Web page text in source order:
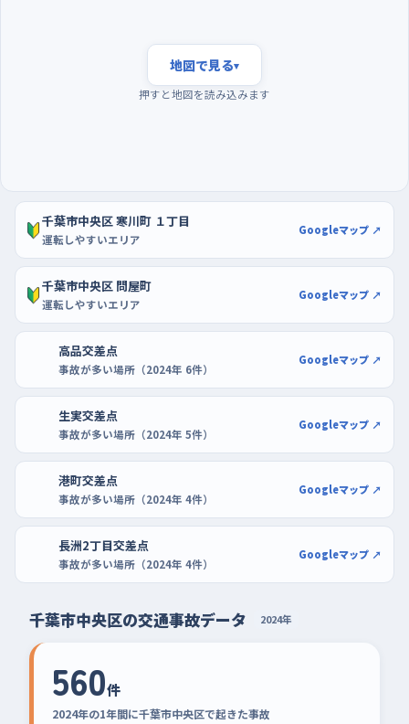
蘇我のハーバーシティ蘇我やアリオ蘇我の駐車場が使いやすい。
区画が広く取られていて通路もまっすぐなので、開店してすぐの空
地図で見る▾
押すと地図を読み込みます
千葉市中央区 寒川町 １丁目
運転しやすいエリア
Googleマップ ↗
千葉市中央区 問屋町
運転しやすいエリア
Googleマップ ↗
高品交差点
事故が多い場所（2024年 6件）
Googleマップ ↗
生実交差点
事故が多い場所（2024年 5件）
Googleマップ ↗
港町交差点
事故が多い場所（2024年 4件）
Googleマップ ↗
長洲2丁目交差点
事故が多い場所（2024年 4件）
Googleマップ ↗
千葉市中央区の交通事故データ 2024年
560件
2024年の1年間に千葉市中央区で起きた事故